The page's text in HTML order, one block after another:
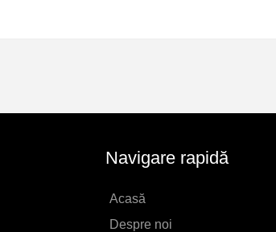
Navigare rapidă
Acasă
Despre noi